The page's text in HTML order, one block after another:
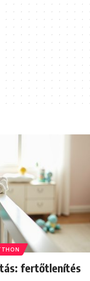
fertőtlenítés